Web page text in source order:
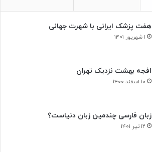
هفت پزشک ایرانی با شهرت جهانی
۱ شهریور ۱۴۰۱
افجه بهشت نزدیک تهران
۱۰ اسفند ۱۴۰۰
زبان فارسی چندمین زبان دنیاست؟
۱۲ تیر ۱۴۰۱